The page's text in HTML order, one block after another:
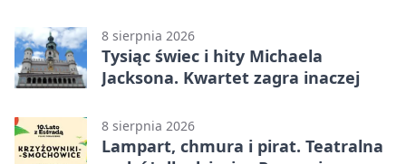
8 sierpnia 2026
Tysiąc świec i hity Michaela
Jacksona. Kwartet zagra inaczej
8 sierpnia 2026
Lampart, chmura i pirat. Teatralna